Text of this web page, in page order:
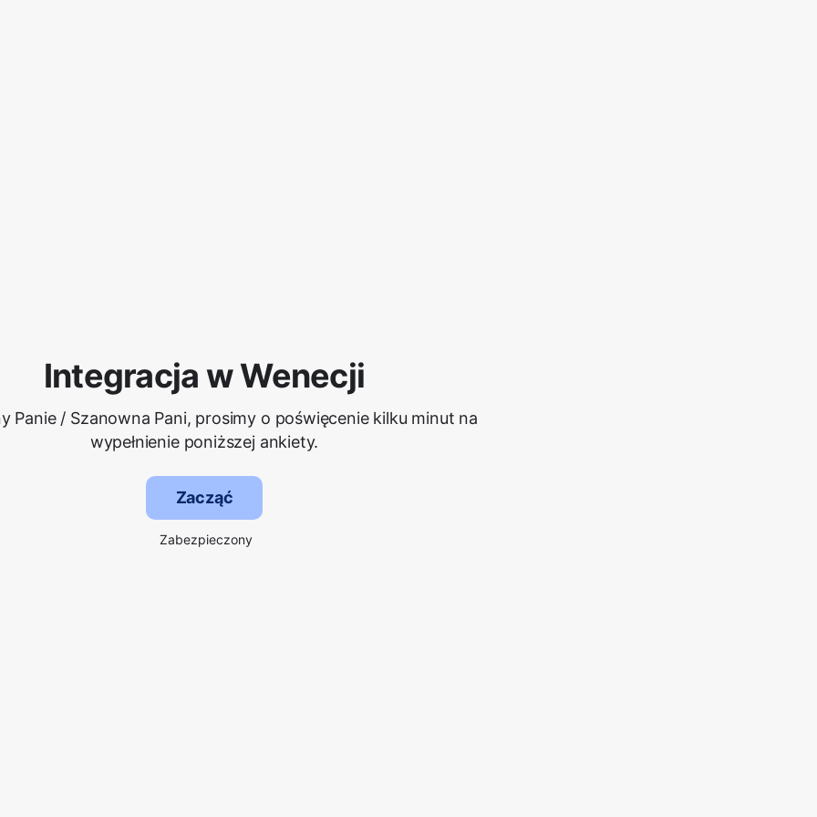
Integracja w Wenecji
Panie / Szanowna Pani, prosimy o poświęcenie kilku minut na
wypełnienie poniższej ankiety.
Zacząć
Zabezpieczony